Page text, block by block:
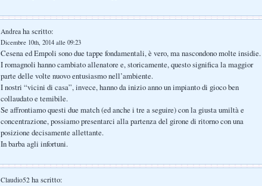
Andrea ha scritto:
Dicembre 10th, 2014 alle 09:23
Cesena ed Empoli sono due tappe fondamentali, è vero, ma nascondono molte insidie.
I romagnoli hanno cambiato allenatore e, storicamente, questo significa la maggior
parte delle volte nuovo entusiasmo nell’ambiente.
I nostri “vicini di casa”, invece, hanno da inizio anno un impianto di gioco ben
collaudato e temibile.
Se affrontiamo questi due match (ed anche i tre a seguire) con la giusta umiltà e
concentrazione, possiamo presentarci alla partenza del girone di ritorno con una
posizione decisamente allettante.
In barba agli infortuni.
Claudio52 ha scritto: